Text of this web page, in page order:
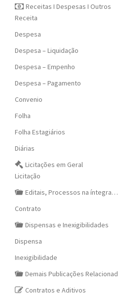
Receitas I Despesas I Outros
Receita
Despesa
Despesa – Liquidação
Despesa – Empenho
Despesa – Pagamento
Convenio
Folha
Folha Estagiários
Diárias
Licitações em Geral
Licitação
Editais, Processos na íntegra…
Contrato
Dispensas e Inexigibilidades
Dispensa
Inexigibilidade
Demais Publicações
Contratos e Aditivos